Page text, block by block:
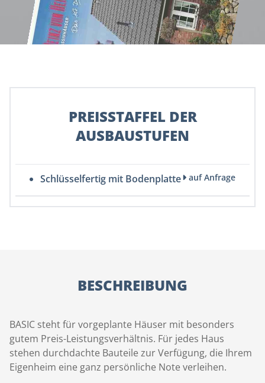
PREISSTAFFEL DER
AUSBAUSTUFEN
Schlüsselfertig mit Bodenplatte auf Anfrage
BESCHREIBUNG
BASIC steht für vorgeplante Häuser mit besonders
gutem Preis-Leistungsverhältnis. Für jedes Haus
stehen durchdachte Bauteile zur Verfügung, die Ihrem
Eigenheim eine ganz persönliche Note verleihen.